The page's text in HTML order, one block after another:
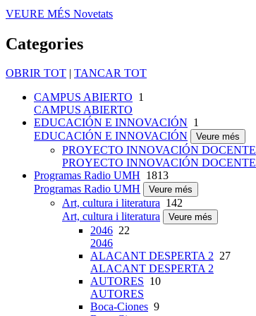
VEURE MÉS Novetats
Categories
OBRIR TOT | TANCAR TOT
CAMPUS ABIERTO 1
CAMPUS ABIERTO
EDUCACIÓN E INNOVACIÓN 1
EDUCACIÓN E INNOVACIÓN
Veure més
PROYECTO INNOVACIÓN DOCENTE
PROYECTO INNOVACIÓN DOCENTE
Programas Radio UMH 1813
Programas Radio UMH
Veure més
Art, cultura i literatura 142
Art, cultura i literatura
Veure més
2046 22
2046
ALACANT DESPERTA 2 27
ALACANT DESPERTA 2
AUTORES 10
AUTORES
Boca-Ciones 9